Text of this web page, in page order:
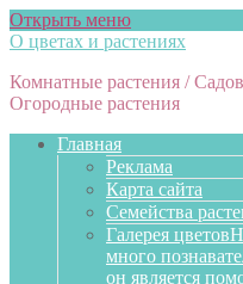
Открыть меню
О цветах и растениях
Комнатные растения /
Огородные растения
Главная
Реклама
Карта сайта
Семейства
Галерея цветов
много
он является